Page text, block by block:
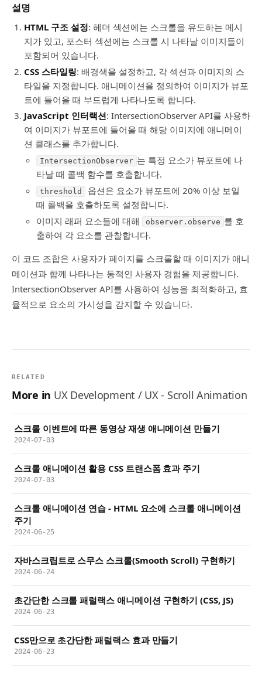
설명
HTML 구조 설정: 헤더 섹션에는 스크롤을 유도하는 메시
지가 있고, 포스터 섹션에는 스크롤 시 나타날 이미지들이
포함되어 있습니다.
CSS 스타일링: 배경색을 설정하고, 각 섹션과 이미지의 스
타일을 지정합니다. 애니메이션을 정의하여 이미지가 뷰포
트에 들어올 때 부드럽게 나타나도록 합니다.
JavaScript 인터랙션: IntersectionObserver API를 사용하
여 이미지가 뷰포트에 들어올 때 해당 이미지에 애니메이
션 클래스를 추가합니다.
IntersectionObserver 는 특정 요소가 뷰포트에 나
타날 때 콜백 함수를 호출합니다.
threshold
옵션은 요소가 뷰포트에 20% 이상 보일
때 콜백을 호출하도록 설정합니다.
이미지 래퍼 요소들에 대해
observer.observe 를 호
출하여 각 요소를 관찰합니다.
이 코드 조합은 사용자가 페이지를 스크롤할 때 이미지가 애니
메이션과 함께 나타나는 동적인 사용자 경험을 제공합니다.
IntersectionObserver API를 사용하여 성능을 최적화하고, 효
율적으로 요소의 가시성을 감지할 수 있습니다.
RELATED
More in UX Development / UX - Scroll Animation
스크롤 이벤트에 따른 동영상 재생 애니메이션 만들기
2024-07-03
스크롤 애니메이션 활용 CSS 트랜스폼 효과 주기
2024-07-03
스크롤 애니메이션 연습 - HTML 요소에 스크롤 애니메이션
주기
2024-06-25
자바스크립트로 스무스 스크롤(Smooth Scroll) 구현하기
2024-06-24
초간단한 스크롤 패럴랙스 애니메이션 구현하기 (CSS, JS)
2024-06-23
CSS만으로 초간단한 패럴랙스 효과 만들기
2024-06-23